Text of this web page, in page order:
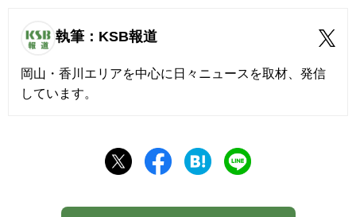
執筆：KSB報道
岡山・香川エリアを中心に日々ニュースを取材、発信
しています。